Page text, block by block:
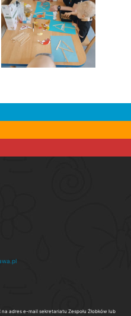
adres e-mail sekretariatu Zespołu Żłobków lub